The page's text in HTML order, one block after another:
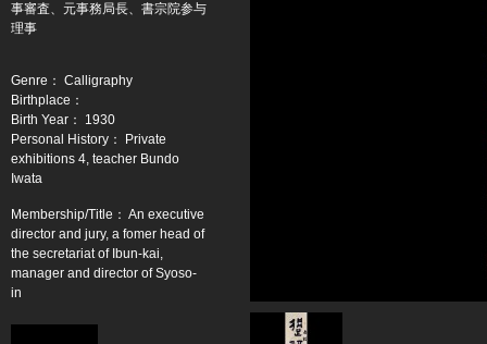
事審査、元事務局長、書宗院参与
理事
Genre： Calligraphy
Birthplace：
Birth Year： 1930
Personal History： Private
exhibitions 4, teacher Bundo
Iwata
Membership/Title： An executive
director and jury, a fomer head of
the secretariat of Ibun-kai,
manager and director of Syoso-
in